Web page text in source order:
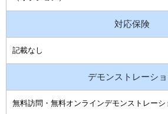
対応保険
記載なし
デモンストレーシ
無料訪問・無料オンラインデモンストレーシ